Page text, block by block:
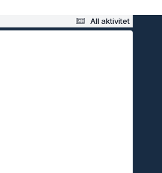
All aktivitet